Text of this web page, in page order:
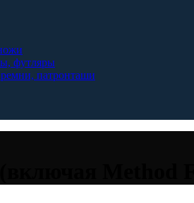
футляры
патронташи